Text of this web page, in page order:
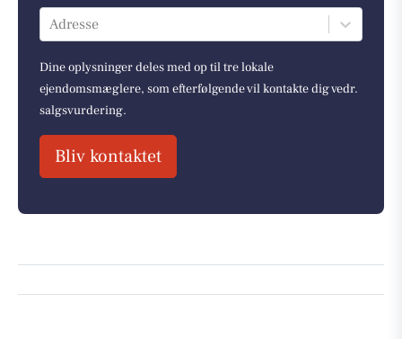
Adresse
Dine oplysninger deles med op til tre lokale
ejendomsmæglere, som efterfølgende vil kontakte dig vedr.
salgsvurdering.
Bliv kontaktet